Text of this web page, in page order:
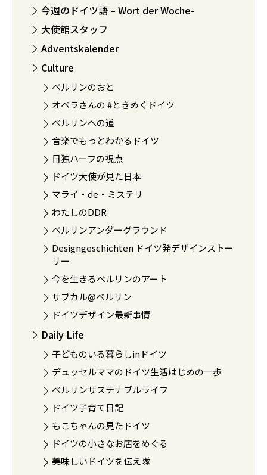
今週のドイツ語 – Wort der Woche-
大使館スタッフ
Adventskalender
Culture
ベルリンのおと
オペラさんの #ときめくドイツ
ベルリンへの道
音楽でもっとわかるドイツ
日独ハーフの視点
ドイツ大使が見た日本
マライ・de・ミステリ
わたしのDDR
ベルリンアンダーグラウンド
Designgeschichten ドイツ発デザインストー
リー
今を生きるベルリンのアート
サブカル@ベルリン
ドイツデザイン最新事情
Daily Life
子どものいる暮らしinドイツ
デュッセルママのドイツ生活はじめの一歩
ベルリンサステナブルライフ
ドイツ子育て日記
もこちゃんの見たドイツ
ドイツの小さなお店をめぐる
美味しいドイツを伝え隊